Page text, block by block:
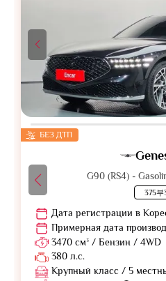
БЕЗ ДТП
G90 (RS4) -
375부
Дата регистрации в
Примерная дата
3470 см³ / Бензин / 4WD
380 л.с.
Крупный класс / 5